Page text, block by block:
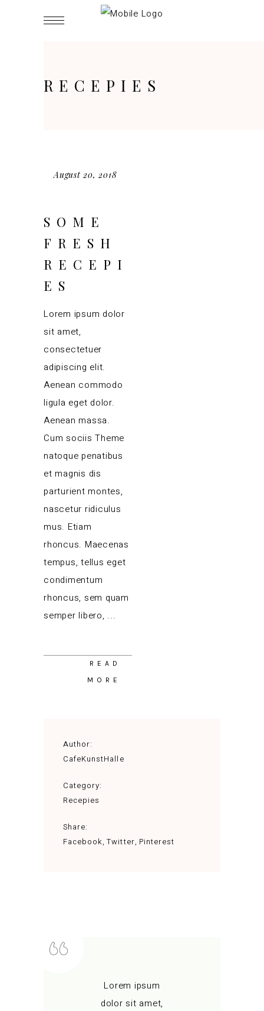
RECEPIES
August 20, 2018
SOME
FRESH
RECEPI
ES
Lorem ipsum dolor
sit amet,
consectetuer
adipiscing elit.
Aenean commodo
ligula eget dolor.
Aenean massa.
Cum sociis Theme
natoque penatibus
et magnis dis
parturient montes,
nascetur ridiculus
mus. Etiam
rhoncus. Maecenas
tempus, tellus eget
condimentum
rhoncus, sem quam
semper libero,
READ
MORE
Author:
CafeKunstHalle
Category:
Recepies
Share:
Facebook Twitter Pinterest
Lorem ipsum
dolor sit amet,